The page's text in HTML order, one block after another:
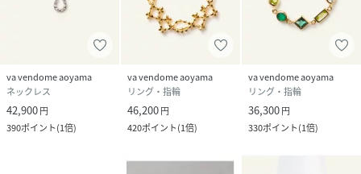
va vendome aoyama
ネックレス
42,900円
390ポイント(1倍)
va vendome aoyama
リング・指輪
46,200円
420ポイント(1倍)
va vendome aoyama
リング・指輪
36,300円
330ポイント(1倍)